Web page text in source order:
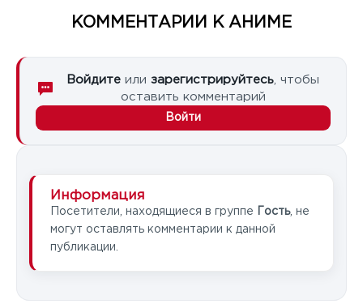
КОММЕНТАРИИ К АНИМЕ
Войдите или зарегистрируйтесь , чтобы
оставить комментарий
Войти
Информация
Посетители, находящиеся в группе Гость, не
могут оставлять комментарии к данной
публикации.